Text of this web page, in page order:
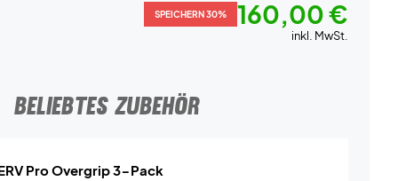
SPEICHERN 30% 160,00 €
inkl. MwSt.
BELIEBTES ZUBEHÖR
Pro Overgrip 3-Pack